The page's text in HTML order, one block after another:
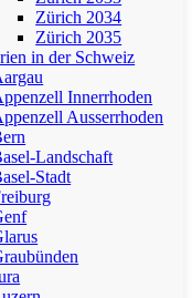
Zürich 2034
Zürich 2035
in der Schweiz
Innerrhoden
Ausserrhoden
Landschaft
Stadt